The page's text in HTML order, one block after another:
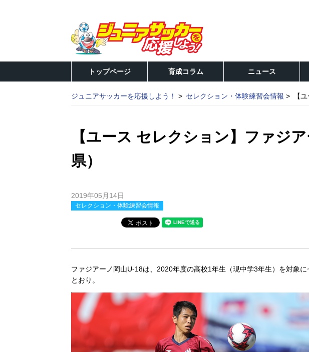
トップページ 育成コラム ニュース
ジュニアサッカーを応援しよう！ セレクション・体験練習会情報 【
【ユース セレクション】ファジ
県）
2019年05月14日
セレクション・体験練習会情報
ファジアーノ岡山U-18は、2020年度の高校1年生（現中学3年生）を対象
とおり。